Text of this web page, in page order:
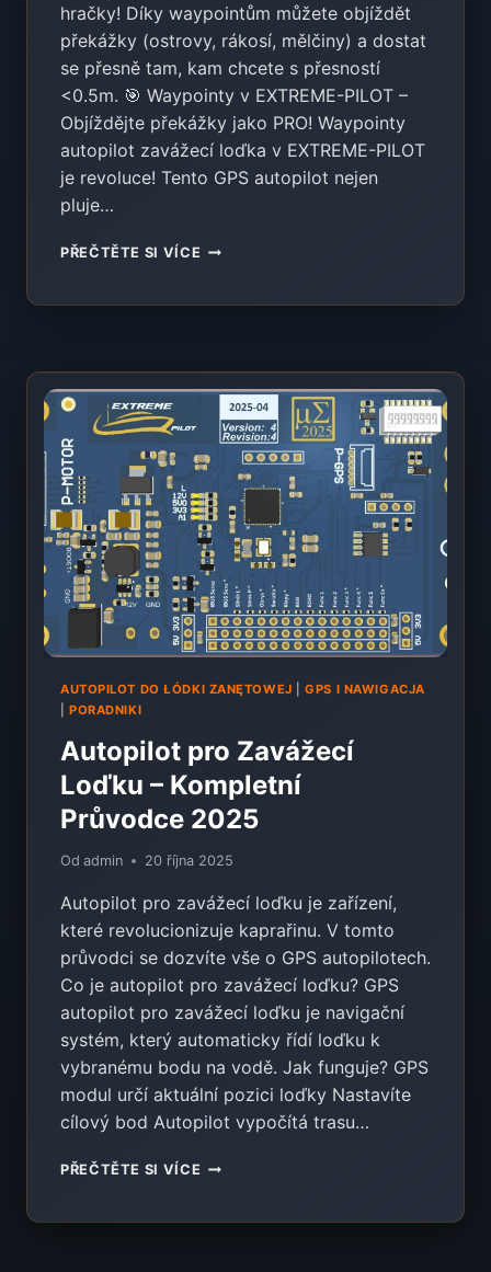
hračky! Díky waypointům můžete objíždět
překážky (ostrovy, rákosí, mělčiny) a dostat
se přesně tam, kam chcete s přesností
<0.5m. 🎯 Waypointy v EXTREME-PILOT –
Objíždějte překážky jako PRO! Waypointy
autopilot zavážecí loďka v EXTREME-PILOT
je revoluce! Tento GPS autopilot nejen
pluje…
PŘEČTĚTE SI VÍCE JAK
TUTORIÁL
EXTREME-
PILOT
AUTOPILOT DO ŁÓDKI ZANĘTOWEJ |GPS I NAWIGACJA
|PORADNIKI
Autopilot pro Zavážecí
Loďku – Kompletní
Průvodce 2025
Od admin 20 října 2025
Autopilot pro zavážecí loďku je zařízení,
které revolucionizuje kaprařinu. V tomto
průvodci se dozvíte vše o GPS autopilotech.
Co je autopilot pro zavážecí loďku? GPS
autopilot pro zavážecí loďku je navigační
systém, který automaticky řídí loďku k
vybranému bodu na vodě. Jak funguje? GPS
modul určí aktuální pozici loďky Nastavíte
cílový bod Autopilot vypočítá trasu…
PŘEČTĚTE SI VÍCE AUTOPILOT